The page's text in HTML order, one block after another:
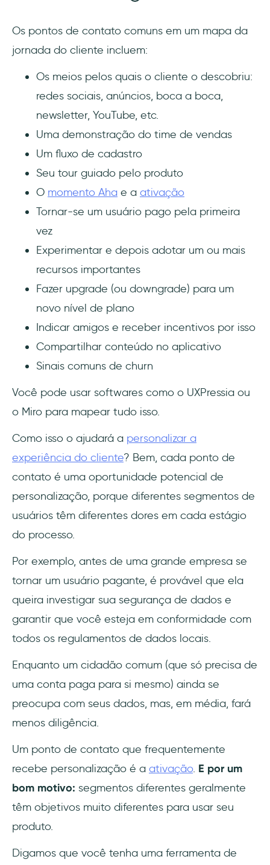
Os pontos de contato comuns em um mapa da
jornada do cliente incluem:
Os meios pelos quais o cliente o descobriu:
redes sociais, anúncios, boca a boca,
newsletter, YouTube, etc.
Uma demonstração do time de vendas
Um fluxo de cadastro
Seu tour guiado pelo produto
O momento Aha e a ativação
Tornar-se um usuário pago pela primeira
vez
Experimentar e depois adotar um ou mais
recursos importantes
Fazer upgrade (ou downgrade) para um
novo nível de plano
Indicar amigos e receber incentivos por isso
Compartilhar conteúdo no aplicativo
Sinais comuns de churn
Você pode usar softwares como o UXPressia ou
o Miro para mapear tudo isso.
Como isso o ajudará a personalizar a
experiência do cliente? Bem, cada ponto de
contato é uma oportunidade potencial de
personalização, porque diferentes segmentos de
usuários têm diferentes dores em cada estágio
do processo.
Por exemplo, antes de uma grande empresa se
tornar um usuário pagante, é provável que ela
queira investigar sua segurança de dados e
garantir que você esteja em conformidade com
todos os regulamentos de dados locais.
Enquanto um cidadão comum (que só precisa de
uma conta paga para si mesmo) ainda se
preocupa com seus dados, mas, em média, fará
menos diligência.
Um ponto de contato que frequentemente
recebe personalização é a ativação. E por um
bom motivo: segmentos diferentes geralmente
têm objetivos muito diferentes para usar seu
produto.
Digamos que você tenha uma ferramenta de